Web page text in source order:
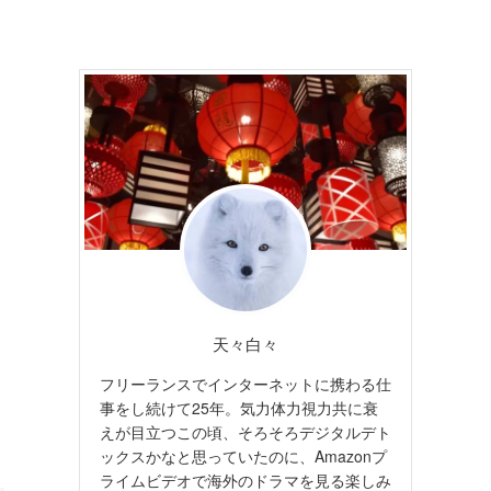
天々白々
フリーランスでインターネットに携わる仕
事をし続けて25年。気力体力視力共に衰
えが目立つこの頃、そろそろデジタルデト
ックスかなと思っていたのに、Amazonプ
ライムビデオで海外のドラマを見る楽しみ